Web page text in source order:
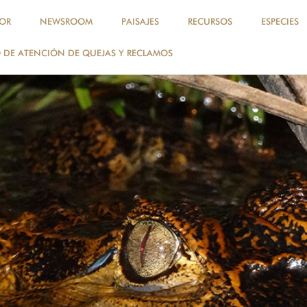
NEWSROOM PAISAJES RECURSOS ESPECIES
ATENCIÓN DE QUEJAS Y RECLAMOS